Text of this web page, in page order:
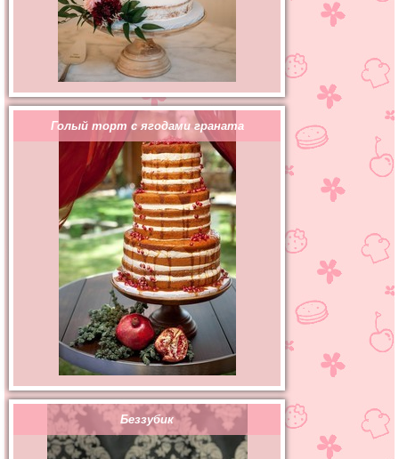
Голый торт с ягодами граната
Беззубик